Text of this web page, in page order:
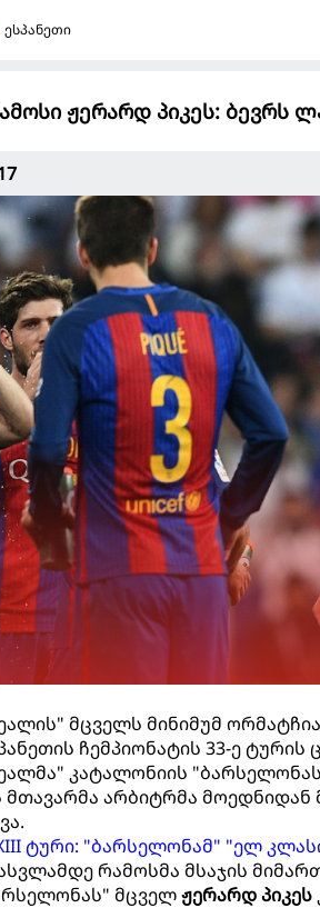
ესპანეთი
ჟერარდ პიკეს: ბევრს
მცველს მინიმუმ
ჩემპიონატის 33-ე
კატალონიის
მთავარმა არბიტრმა
ტური: "ბარსელონამ" "ელ
რამოსმა მსაჯის
მცველჟერარდ პიკეს